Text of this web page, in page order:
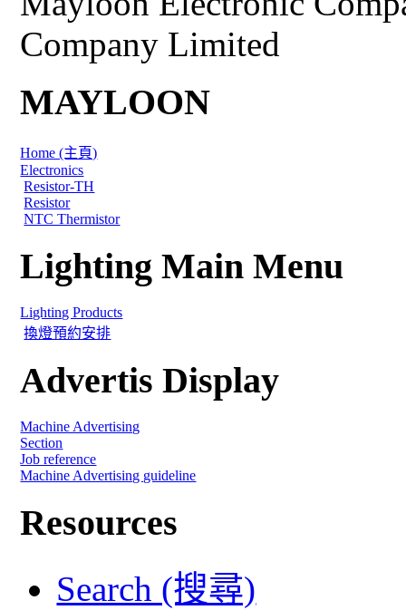
Company Limited
MAYLOON
Home (主頁)
Electronics
Resistor-TH
Resistor
NTC Thermistor
Lighting Main Menu
Lighting Products
換燈預約安排
Advertis Display
Machine Advertising
Section
Job reference
Machine Advertising guideline
Resources
Search (搜尋)